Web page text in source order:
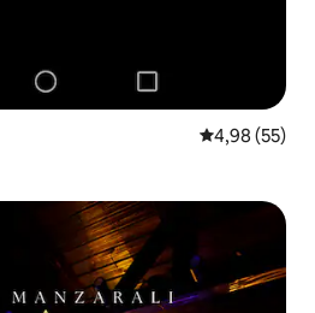
Gemiddelde
4,98 (55)